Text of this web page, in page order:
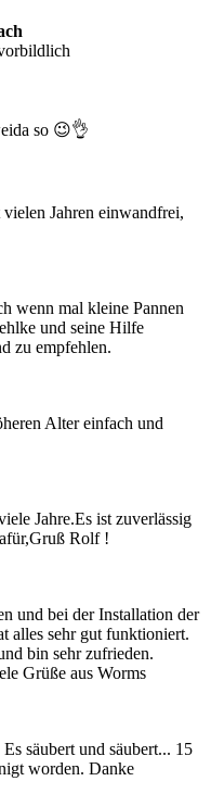
so 😉👌
Jahren einwandfrei,
wenn mal kleine Pannen
und seine Hilfe
zu empfehlen.
Alter einfach und
Jahre.Es ist zuverlässig
Rolf !
und bei der Installation der
alles sehr gut funktioniert.
bin sehr zufrieden.
Grüße aus Worms
säubert und säubert... 15
worden. Danke